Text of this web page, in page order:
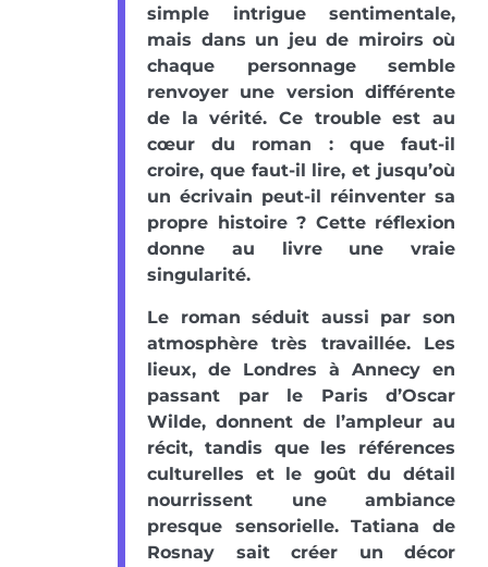
simple intrigue sentimentale,
mais dans un jeu de miroirs où
chaque personnage semble
renvoyer une version différente
de la vérité. Ce trouble est au
cœur du roman : que faut-il
croire, que faut-il lire, et jusqu’où
un écrivain peut-il réinventer sa
propre histoire ? Cette réflexion
donne au livre une vraie
singularité.
Le roman séduit aussi par son
atmosphère très travaillée. Les
lieux, de Londres à Annecy en
passant par le Paris d’Oscar
Wilde, donnent de l’ampleur au
récit, tandis que les références
culturelles et le goût du détail
nourrissent une ambiance
presque sensorielle. Tatiana de
Rosnay sait créer un décor